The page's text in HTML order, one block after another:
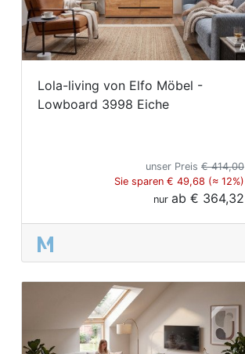
Lola-living von Elfo Möbel -
Lowboard 3998 Eiche
unser Preis € 414,00
Sie sparen € 49,68 (≈ 12%)
nur ab € 364,32